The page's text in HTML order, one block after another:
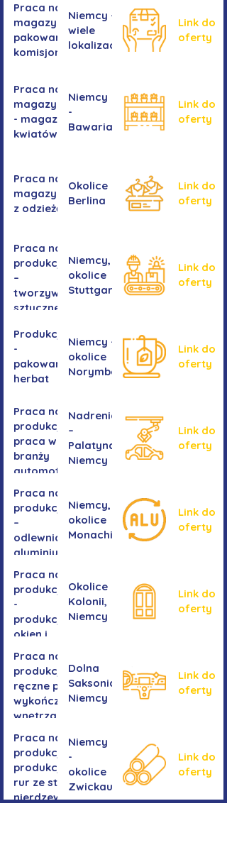
Praca na
magazynie /
pakowanie /
komisjonowanie
Niemcy -
wiele
lokalizacji
Link do
oferty
Praca na
magazynie
- magazyn
kwiatów
Niemcy
-
Bawaria
Link do
oferty
Praca na
magazynie
z odzieżą
Okolice
Berlina
Link do
oferty
Praca na
produkcji
–
tworzywa
sztuczne
Niemcy,
okolice
Stuttgartu
Link do
oferty
Produkcja
-
pakowanie
herbat
Niemcy -
okolice
Norymbergii
Link do
oferty
Praca na
produkcji -
praca w
branży
automotive
Nadrenia
–
Palatynat,
Niemcy
Link do
oferty
Praca na
produkcji
–
odlewnia
aluminium
Niemcy,
okolice
Monachium
Link do
oferty
Praca na
produkcji
-
produkcja
okien i
Okolice
Kolonii,
Niemcy
Link do
oferty
Praca na
produkcji -
ręczne prace
wykończeniowe
wnętrza aut
Dolna
Saksonia,
Niemcy
Link do
oferty
Praca na
produkcji-
produkcja
rur ze stali
nierdzewnej
Niemcy
-
okolice
Zwickau
Link do
oferty